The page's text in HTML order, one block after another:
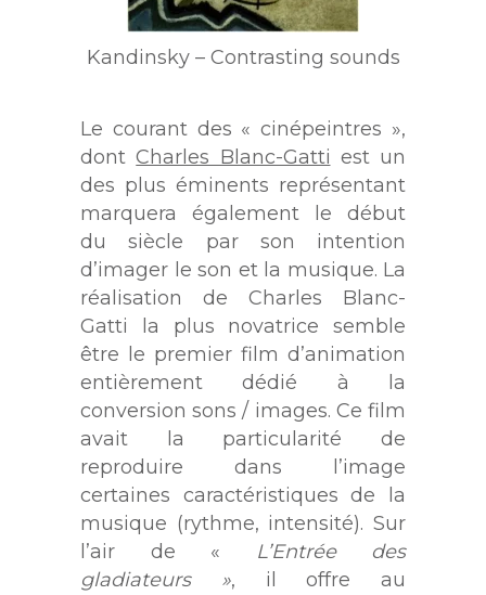
Kandinsky – Contrasting sounds
Le courant des « cinépeintres »,
dontCharles Blanc-Gatti est un
des plus éminents représentant
marquera également le début
du siècle par son intention
d’imager le son et la musique. La
réalisation de Charles Blanc-
Gatti la plus novatrice semble
être le premier film d’animation
entièrement dédié à la
conversion sons / images. Ce film
avait la particularité de
reproduire dans l’image
certaines caractéristiques de la
musique (rythme, intensité). Sur
l’air de «
L’Entrée des
gladiateurs », il offre au